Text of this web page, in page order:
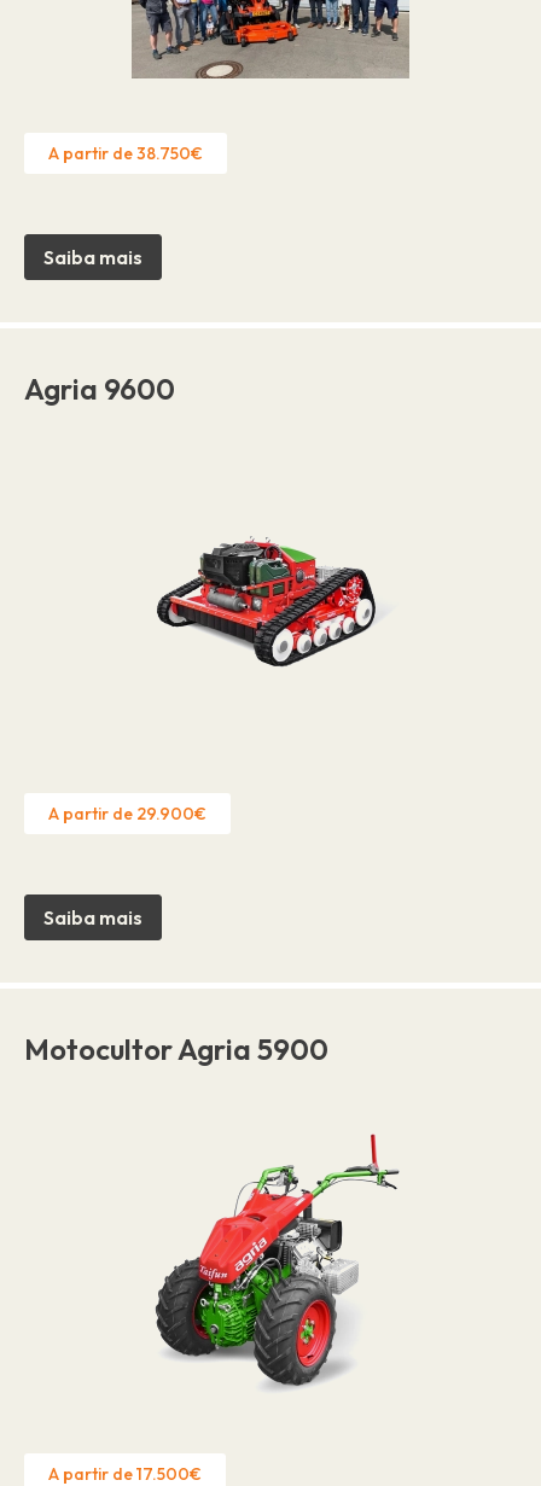
A partir de 38.750€
Saiba mais
Agria 9600
A partir de 29.900€
Saiba mais
Motocultor Agria 5900
A partir de 17.500€